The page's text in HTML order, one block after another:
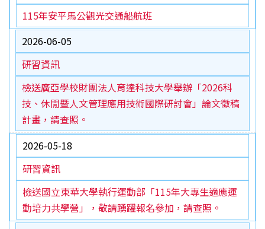
115年安平馬公觀光交通船航班
2026-06-05
研習資訊
檢送廣亞學校財團法人育達科技大學舉辦「2026科
技、休閒暨人文管理應用技術國際研討會」論文徵稿
計畫，請查照。
2026-05-18
研習資訊
檢送國立東華大學執行運動部「115年大專生適應運
動培力共學營」，敬請踴躍報名參加，請查照。